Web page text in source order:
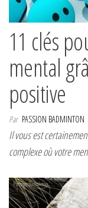
11 clés
mental
positive
Par PASSION BADMINTON
Il vous est
complexe où votre